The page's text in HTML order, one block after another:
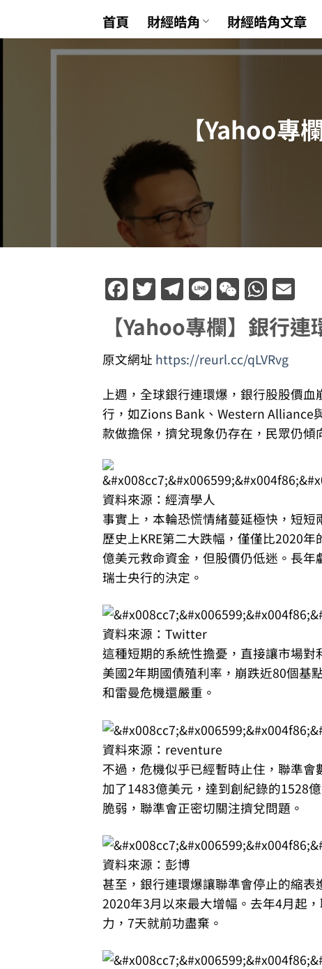
首頁 財經皓角 財經皓角文章
【Yahoo專
Facebook
Twitter
Telegram
LineWeChat
【Yahoo專欄】銀行
原文網址 https://reurl.cc/qLVRvg
上週，全球銀行連環爆，銀行股股價
行，如Zions Bank、Western Alliance
款做擔保，擠兌現象仍存在，民眾仍傾
資料來源：經濟學人
事實上，本輪恐慌情緒蔓延極快，短短
歷史上KRE第二大跌幅，僅僅比2020
億美元救命資金，但股價仍低迷。長
瑞士央行的決定。
資料來源：Twitter
這種短期的系統性擔憂，直接讓市場
美國2年期國債殖利率，崩跌近80個基
和雷曼危機還嚴重。
資料來源：reventure
不過，危機似乎已經暫時止住，聯準
加了1483億美元，達到創紀錄的1528
脆弱，聯準會正密切關注擠兌問題。
資料來源：彭博
甚至，銀行連環爆讓聯準會停止的縮
2020年3月以來最大增幅。去年4月起
力，7天就前功盡棄。